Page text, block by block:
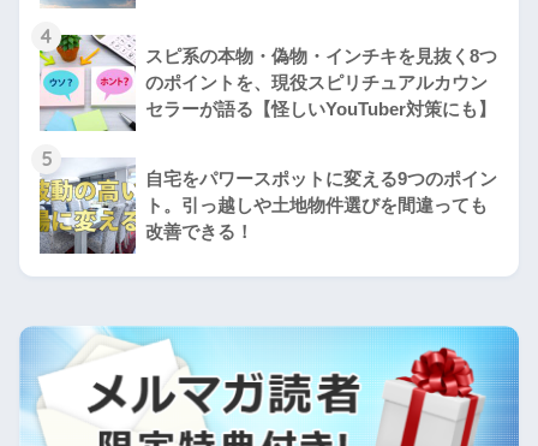
4
スピ系の本物・偽物・インチキを見抜く8つ
のポイントを、現役スピリチュアルカウン
セラーが語る【怪しいYouTuber対策にも】
5
自宅をパワースポットに変える9つのポイン
ト。引っ越しや土地物件選びを間違っても
改善できる！